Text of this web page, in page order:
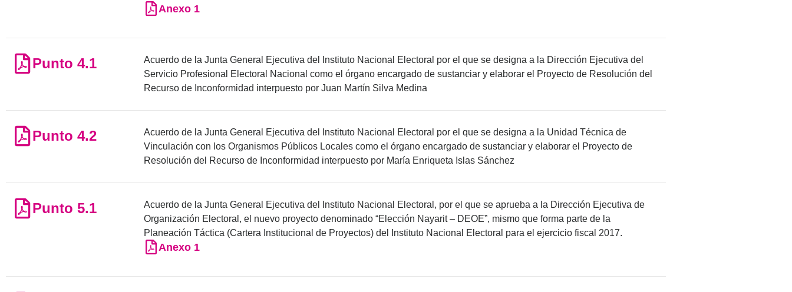
Anexo 1
Punto 4.1
Acuerdo de la Junta General Ejecutiva del Instituto Nacional Electoral por el que se designa a la Dirección Ejecutiva del
Servicio Profesional Electoral Nacional como el órgano encargado de sustanciar y elaborar el Proyecto de Resolución del
Recurso de Inconformidad interpuesto por Juan Martín Silva Medina
Punto 4.2
Acuerdo de la Junta General Ejecutiva del Instituto Nacional Electoral por el que se designa a la Unidad Técnica de
Vinculación con los Organismos Públicos Locales como el órgano encargado de sustanciar y elaborar el Proyecto de
Resolución del Recurso de Inconformidad interpuesto por María Enriqueta Islas Sánchez
Punto 5.1
Acuerdo de la Junta General Ejecutiva del Instituto Nacional Electoral, por el que se aprueba a la Dirección Ejecutiva de
Organización Electoral, el nuevo proyecto denominado “Elección Nayarit – DEOE”, mismo que forma parte de la
Planeación Táctica (Cartera Institucional de Proyectos) del Instituto Nacional Electoral para el ejercicio fiscal 2017.
Anexo 1